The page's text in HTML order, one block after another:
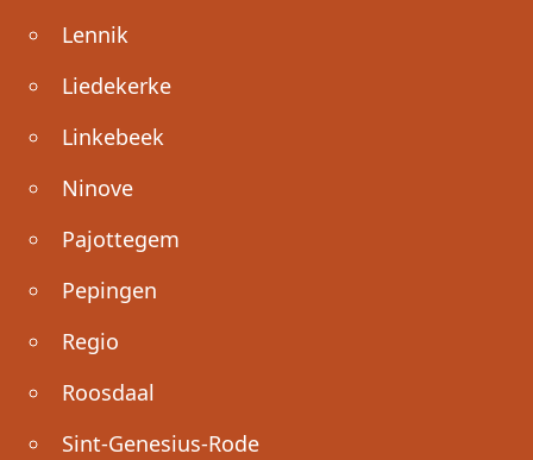
Lennik
Liedekerke
Linkebeek
Ninove
Pajottegem
Pepingen
Regio
Roosdaal
Sint-Genesius-Rode